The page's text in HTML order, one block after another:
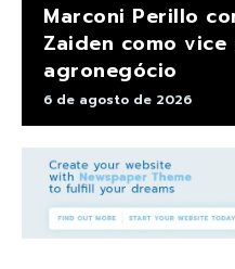
Marconi Perillo
Zaiden como
agronegócio
6 de agosto de 2026